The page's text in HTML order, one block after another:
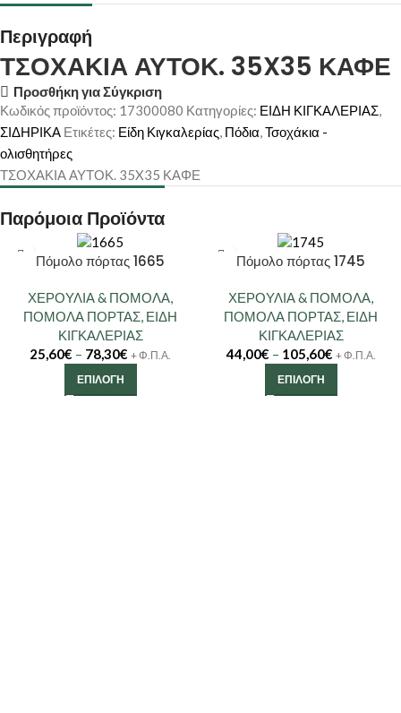
Περιγραφή
ΤΣΟΧΑΚΙΑ ΑΥΤΟΚ. 35X35 ΚΑΦΕ
Προσθήκη για Σύγκριση
Κωδικός προϊόντος: 17300080 Κατηγορίες: ΕΙΔΗ ΚΙΓΚΑΛΕΡΙΑΣ,
ΣΙΔΗΡΙΚΑ Ετικέτες: Είδη Κιγκαλερίας, Πόδια,Τσοχάκια -
ολισθητήρες
ΤΣΟΧΑΚΙΑ ΑΥΤΟΚ. 35X35 ΚΑΦΕ
Παρόμοια Προϊόντα
Πόμολο πόρτας 1665
ΧΕΡΟΥΛΙΑ & ΠΟΜΟΛΑ
ΠΟΜΟΛΑ ΠΟΡΤΑΣ ΕΙΔΗ
ΚΙΓΚΑΛΕΡΙΑΣ
25,60€ – 78,30€ + Φ.Π.Α.
ΕΠΙΛΟΓΉ
Πόμολο πόρτας 1745
ΧΕΡΟΥΛΙΑ & ΠΟΜΟΛΑ
ΠΟΜΟΛΑ ΠΟΡΤΑΣ ΕΙΔΗ
ΚΙΓΚΑΛΕΡΙΑΣ
44,00€ – 105,60€ + Φ.Π.Α.
ΕΠΙΛΟΓΉ